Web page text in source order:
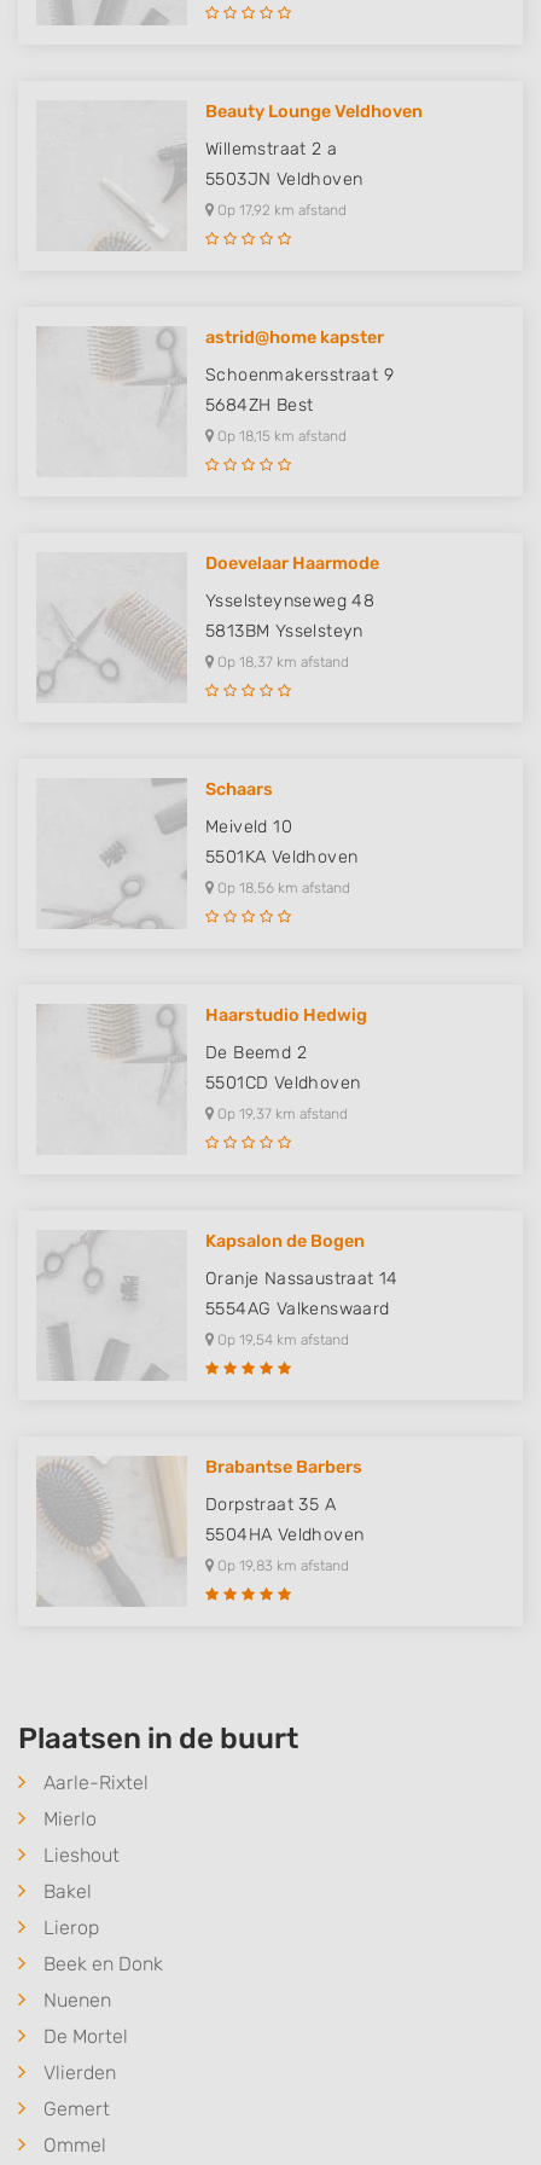
Beauty Lounge Veldhoven
Willemstraat 2 a
5503JN Veldhoven
Op 17,92 km afstand
astrid@home kapster
Schoenmakersstraat 9
5684ZH Best
Op 18,15 km afstand
Doevelaar Haarmode
Ysselsteynseweg 48
5813BM Ysselsteyn
Op 18,37 km afstand
Schaars
Meiveld 10
5501KA Veldhoven
Op 18,56 km afstand
Haarstudio Hedwig
De Beemd 2
5501CD Veldhoven
Op 19,37 km afstand
Kapsalon de Bogen
Oranje Nassaustraat 14
5554AG Valkenswaard
Op 19,54 km afstand
Brabantse Barbers
Dorpstraat 35 A
5504HA Veldhoven
Op 19,83 km afstand
Plaatsen in de buurt
Aarle-Rixtel
Mierlo
Lieshout
Bakel
Lierop
Beek en Donk
Nuenen
De Mortel
Vlierden
Gemert
Ommel
or combinations of data from different
Develop and improve services
Use limited data to select content
Identify devices based on information
actively requested
Non-IAB processing purposes:
Advertising